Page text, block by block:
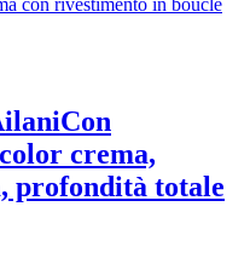
Con
crema,
profondità totale